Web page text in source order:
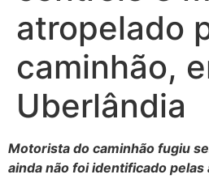
atropelado
caminhão,
Uberlândia
Motorista do caminhão fugiu
ainda não foi identificado